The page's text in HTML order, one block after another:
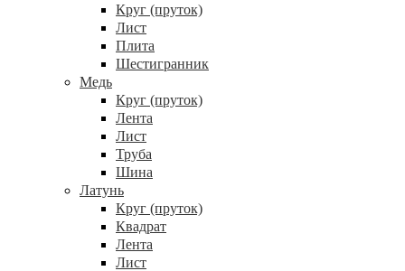
Круг (пруток)
Лист
Плита
Шестигранник
Медь
Круг (пруток)
Лента
Лист
Труба
Шина
Латунь
Круг (пруток)
Квадрат
Лента
Лист